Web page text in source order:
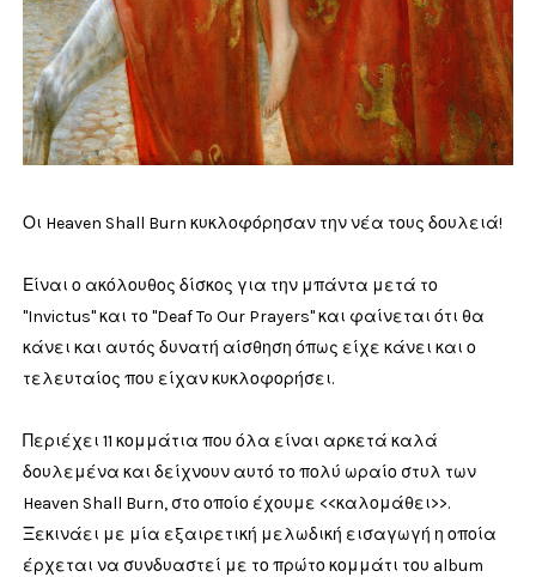
Οι Heaven Shall Burn κυκλοφόρησαν την νέα τους δουλειά!
Είναι ο ακόλουθος δίσκος για την μπάντα μετά το
"Invictus" και το "Deaf To Our Prayers" και φαίνεται ότι θα
κάνει και αυτός δυνατή αίσθηση όπως είχε κάνει και ο
τελευταίος που είχαν κυκλοφορήσει.
Περιέχει 11 κομμάτια που όλα είναι αρκετά καλά
δουλεμένα και δείχνουν αυτό το πολύ ωραίο στυλ των
Heaven Shall Burn, στο οποίο έχουμε <<καλομάθει>>.
Ξεκινάει με μία εξαιρετική μελωδική εισαγωγή η οποία
έρχεται να συνδυαστεί με το πρώτο κομμάτι του album